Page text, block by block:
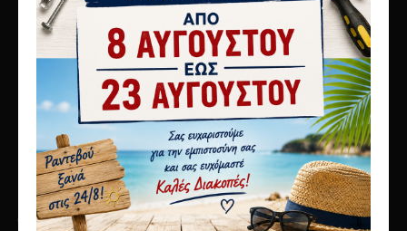
Μεταμόρφωση 14451
τηλ 2117808440
info@karagianni.com
Λίγα λόγια για εμάς
Αποστολές
Τρόποι πληρωμής
Όροι